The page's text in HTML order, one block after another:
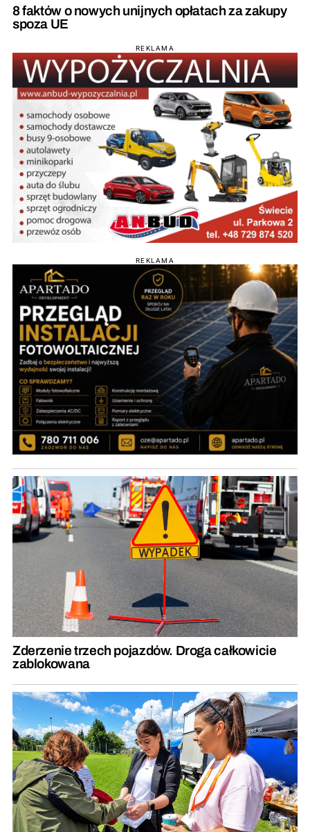
8 faktów o nowych unijnych opłatach za zakupy
spoza UE
REKLAMA
REKLAMA
Zderzenie trzech pojazdów. Droga całkowicie
zablokowana